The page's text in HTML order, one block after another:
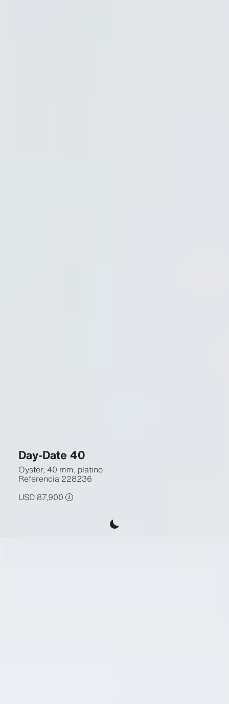
Day-Date 40
Oyster, 40 mm, platino
Referencia 228236
USD 87,900